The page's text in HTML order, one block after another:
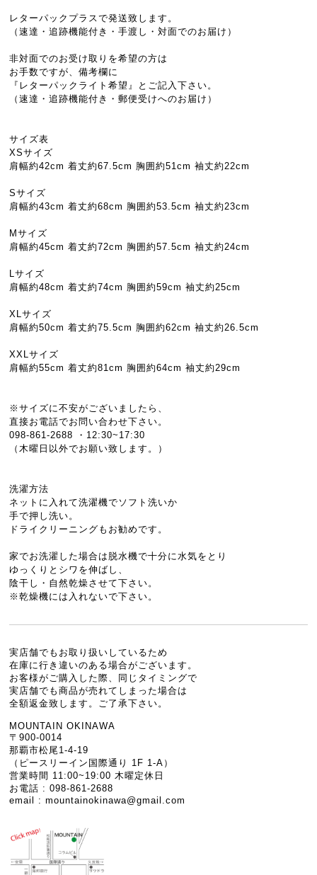
レターパックプラスで発送致します。
（速達・追跡機能付き・手渡し・対面でのお届け）
非対面でのお受け取りを希望の方は
お手数ですが、備考欄に
『レターパックライト希望』とご記入下さい。
（速達・追跡機能付き・郵便受けへのお届け）
サイズ表
XSサイズ
肩幅約42cm 着丈約67.5cm 胸囲約51cm 袖丈約22cm
Sサイズ
肩幅約43cm 着丈約68cm 胸囲約53.5cm 袖丈約23cm
Mサイズ
肩幅約45cm 着丈約72cm 胸囲約57.5cm 袖丈約24cm
Lサイズ
肩幅約48cm 着丈約74cm 胸囲約59cm 袖丈約25cm
XLサイズ
肩幅約50cm 着丈約75.5cm 胸囲約62cm 袖丈約26.5cm
XXLサイズ
肩幅約55cm 着丈約81cm 胸囲約64cm 袖丈約29cm
※サイズに不安がございましたら、
直接お電話でお問い合わせ下さい。
098-861-2688 ・12:30~17:30
（木曜日以外でお願い致します。）
洗濯方法
ネットに入れて洗濯機でソフト洗いか
手で押し洗い。
ドライクリーニングもお勧めです。
家でお洗濯した場合は脱水機で十分に水気をとり
ゆっくりとシワを伸ばし、
陰干し・自然乾燥させて下さい。
※乾燥機には入れないで下さい。
実店舗でもお取り扱いしているため
在庫に行き違いのある場合がございます。
お客様がご購入した際、同じタイミングで
実店舗でも商品が売れてしまった場合は
全額返金致します。ご了承下さい。
MOUNTAIN OKINAWA
〒900-0014
那覇市松尾1-4-19
（ピースリーイン国際通り 1F 1-A）
営業時間 11:00~19:00 木曜定休日
お電話 : 098-861-2688
email :mountainokinawa@gmail.com